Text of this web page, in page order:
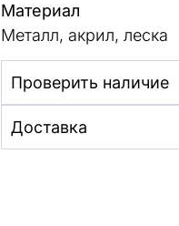
Материал
Металл, акрил, леска
Проверить наличие
Доставка